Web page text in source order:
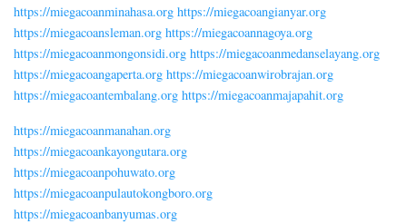
https://miegacoanminahasa.org https://miegacoangianyar.org
https://miegacoansleman.org https://miegacoannagoya.org
https://miegacoanmongonsidi.org https://miegacoanmedanselayang.org
https://miegacoangaperta.org https://miegacoanwirobrajan.org
https://miegacoantembalang.org https://miegacoanmajapahit.org
https://miegacoanmanahan.org
https://miegacoankayongutara.org
https://miegacoanpohuwato.org
https://miegacoanpulautokongboro.org
https://miegacoanbanyumas.org